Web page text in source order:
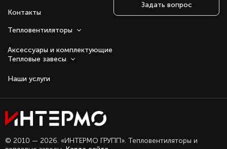
Контакты
Тепловентиляторы
Аксессуары и комплектующие
Тепловые завесы
Наши услуги
Задать вопрос
© 2010 — 2026. «ИНТЕРМО ГРУПП». Тепловентиляторы и
Оставаясь с нами, вы соглашаетесь на
использование файлов куки.